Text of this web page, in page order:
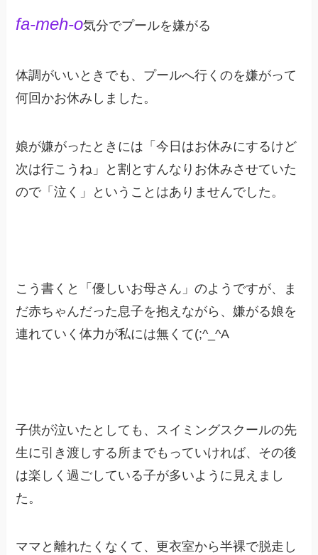
fa-meh-o気分でプールを嫌がる
体調がいいときでも、プールへ行くのを嫌がって
何回かお休みしました。
娘が嫌がったときには「今日はお休みにするけど
次は行こうね」と割とすんなりお休みさせていた
ので「泣く」ということはありませんでした。
こう書くと「優しいお母さん」のようですが、ま
だ赤ちゃんだった息子を抱えながら、嫌がる娘を
連れていく体力が私には無くて(;^_^A
子供が泣いたとしても、スイミングスクールの先
生に引き渡しする所までもっていければ、その後
は楽しく過ごしている子が多いように見えまし
た。
ママと離れたくなくて、更衣室から半裸で脱走し